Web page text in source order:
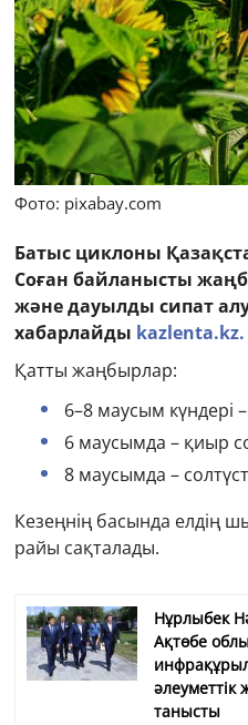
Фото: pixabay.com
Батыс циклоны
Соған байланысты
және дауылды сипат
хабарлайды kazlenta.kz.
Қатты жаңбырлар:
6–8 маусым күндері
6 маусымда – қиыр
8 маусымда –
Кезеңнің басында елдің
райы сақталады.
Нұрлыбек
Ақтөбе
әлеуметтік
танысты